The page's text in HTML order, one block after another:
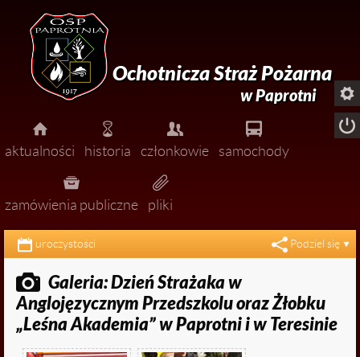
Ochotnicza Straż Pożarna
w Paprotni

aktualności
 pożary
 miejscowe zagrożenia
 ćwiczenia
 zawody
 uroczystości
 ogłoszenia

historia

członkowie

 dołącz do nas!

samochody

zamówienia publiczne

pliki
uroczystości Podziel się
 Galeria: Dzień Strażaka w
Anglojęzycznym Przedszkolu oraz Żłobku
„Leśna Akademia” w Paprotni i w Teresinie

